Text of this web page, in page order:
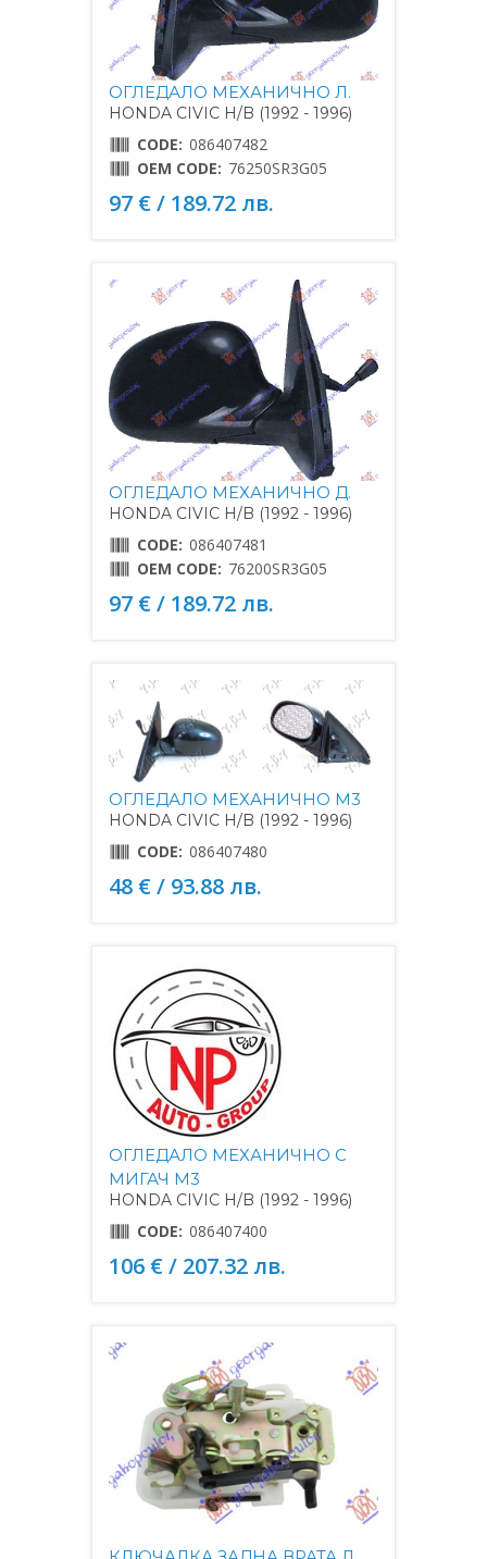
ОГЛЕДАЛО МЕХАНИЧНО Л.
HONDA CIVIC H/B (1992 - 1996)
CODE: 086407482
OEM CODE: 76250SR3G05
97 € / 189.72 лв.
ОГЛЕДАЛО МЕХАНИЧНО Д.
HONDA CIVIC H/B (1992 - 1996)
CODE: 086407481
OEM CODE: 76200SR3G05
97 € / 189.72 лв.
ОГЛЕДАЛО МЕХАНИЧНО M3
HONDA CIVIC H/B (1992 - 1996)
CODE: 086407480
48 € / 93.88 лв.
ОГЛЕДАЛО МЕХАНИЧНО С
МИГАЧ M3
HONDA CIVIC H/B (1992 - 1996)
CODE: 086407400
106 € / 207.32 лв.